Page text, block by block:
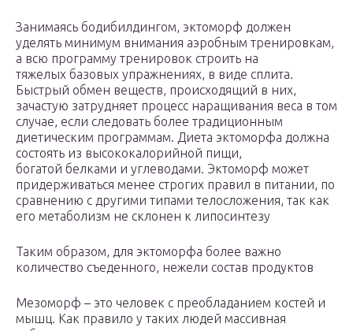
Занимаясь бодибилдингом, эктоморф должен
уделять минимум внимания аэробным тренировкам,
а всю программу тренировок строить на
тяжелых базовых упражнениях, в виде сплита.
Быстрый обмен веществ, происходящий в них,
зачастую затрудняет процесс наращивания веса в том
случае, если следовать более традиционным
диетическим программам. Диета эктоморфа должна
состоять из высококалорийной пищи,
богатой белками и углеводами. Эктоморф может
придерживаться менее строгих правил в питании, по
сравнению с другими типами телосложения, так как
его метаболизм не склонен к липосинтезу
Таким образом, для эктоморфа более важно
количество съеденного, нежели состав продуктов
Мезоморф – это человек с преобладанием костей и
мышц. Как правило у таких людей массивная